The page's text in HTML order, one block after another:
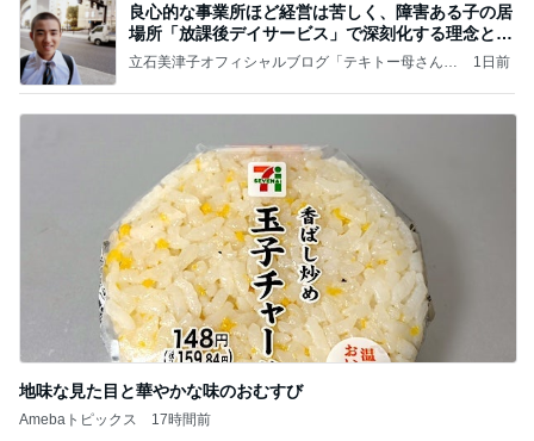
良心的な事業所ほど経営は苦しく、障害ある子の居
場所「放課後デイサービス」で深刻化する理念と現
実の
立石美津子オフィシャルブログ「テキトー母さんの
1日前
地味な見た目と華やかな味のおむすび
Amebaトピックス 17時間前